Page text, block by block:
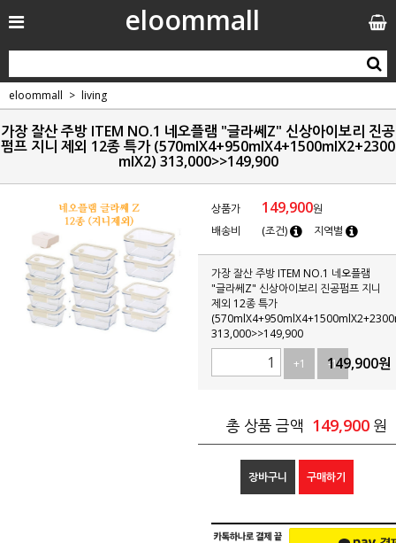
eloommall
eloommall living
가장 잘산 주방 ITEM NO.1 네오플램 "글라쎄Z" 신상아이보리 진공
펌프 지니 제외 12종 특가 (570mlX4+950mlX4+1500mlX2+2300
mlX2) 313,000>>149,900
상품가 149,900원
배송비
(조건) 지역별
가장 잘산 주방 ITEM NO.1 네오플램
"글라쎄Z" 신상아이보리 진공펌프 지니
제외 12종 특가
313,000>>149,900
+1
-1
149,900원
총 상품 금액 149,900 원
장바구니 구매하기